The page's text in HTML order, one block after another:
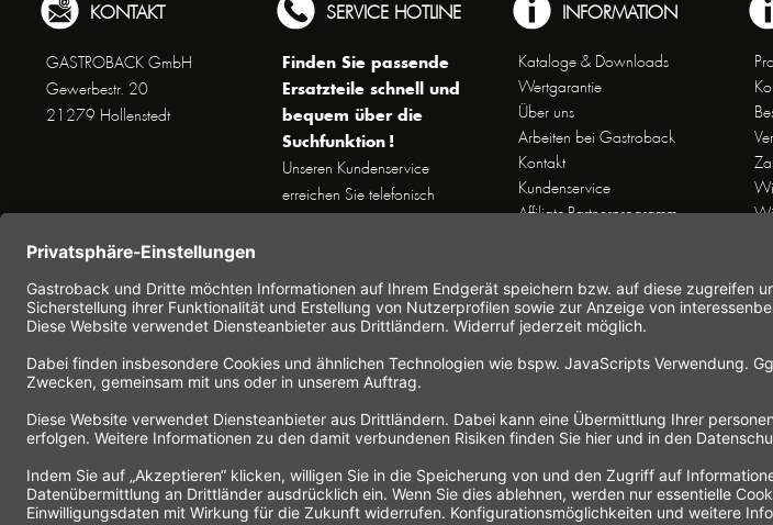
KONTAKT
GASTROBACK GmbH
Gewerbestr. 20
21279 Hollenstedt
SERVICE HOTLINE
Finden Sie passende
Ersatzteile schnell und
bequem über die
Suchfunktion !
Unseren Kundenservice
erreichen Sie telefonisch
(0) 41 65 / 22 25 - 0
Nutzen Sie unser
Kontaktformularfür eine
Kontaktaufnahme.
INFORMATION
Kataloge & Downloads
Wertgarantie
Über uns
Arbeiten bei Gastroback
Kontakt
Kundenservice
Affiliate-Partnerprogramm
Handelsvertretungen
Allgemeine
Geschäftsbedingungen
Datenschutz
Elektroaltgeräteentsorgung
Impressum